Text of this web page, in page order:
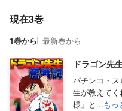
現在3巻
1巻から 最新巻から
ドラゴン先
パチンコ・
生が教えて
様」と...もっ